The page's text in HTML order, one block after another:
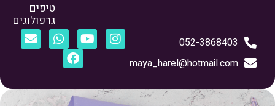
טיפים
גרפולוגים
052-3868403
maya_harel@hotmail.com